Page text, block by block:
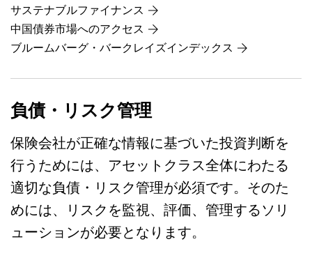
サステナブルファイナンス
中国債券市場へのアクセス
ブルームバーグ・バークレイズインデックス
負債・リスク管理
保険会社が正確な情報に基づいた投資判断を
行うためには、アセットクラス全体にわたる
適切な負債・リスク管理が必須です。そのた
めには、リスクを監視、評価、管理するソリ
ューションが必要となります。